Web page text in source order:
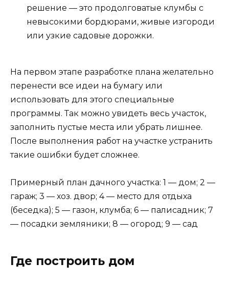
решение — это продолговатые клумбы с
невысокими бордюрами, живые изгороди
или узкие садовые дорожки.
На первом этапе разработке плана желательно
перенести все идеи на бумагу или
использовать для этого специальные
программы. Так можно увидеть весь участок,
заполнить пустые места или убрать лишнее.
После выполнения работ на участке устранить
такие ошибки будет сложнее.
Примерный план дачного участка: 1 — дом; 2 —
гараж; 3 — хоз. двор; 4 — место для отдыха
(беседка); 5 — газон, клумба; 6 — палисадник; 7
— посадки земляники; 8 — огород; 9 — сад
Где построить дом